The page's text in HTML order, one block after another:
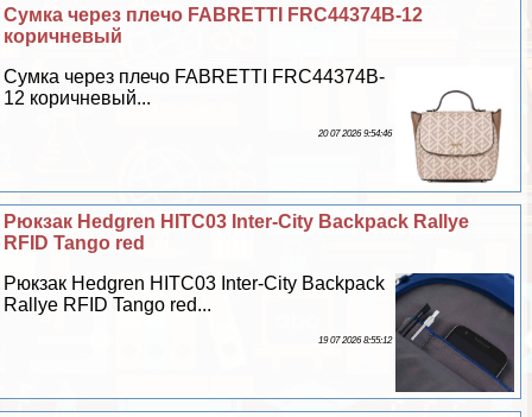
Сумка через плечо FABRETTI FRC44374B-12
коричневый
Сумка через плечо FABRETTI FRC44374B-
12 коричневый...
20 07 2026 9:54:46
Рюкзак Hedgren HITC03 Inter-City Backpack Rallye
RFID Tango red
Рюкзак Hedgren HITC03 Inter-City Backpack
Rallye RFID Tango red...
19 07 2026 8:55:12